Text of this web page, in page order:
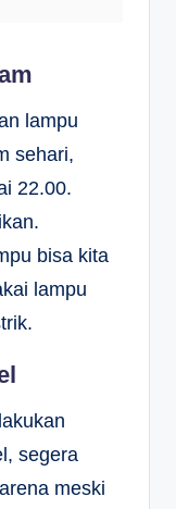
lampu
sehari,
22.00.
bisa kita
lampu
segera
meski